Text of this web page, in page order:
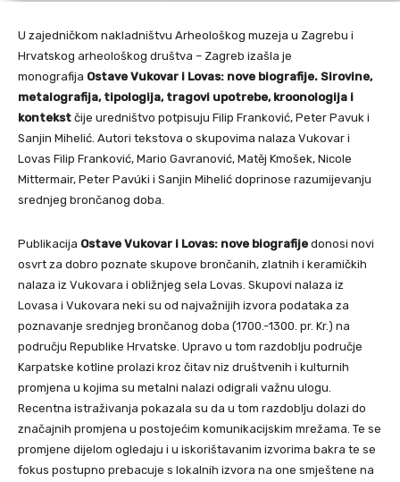
U zajedničkom nakladništvu Arheološkog muzeja u Zagrebu i
Hrvatskog arheološkog društva – Zagreb izašla je
monografija Ostave Vukovar i Lovas: nove biografije. Sirovine,
metalografija, tipologija, tragovi upotrebe, kroonologija i
kontekst čije uredništvo potpisuju Filip Franković, Peter Pavuk i
Sanjin Mihelić. Autori tekstova o skupovima nalaza Vukovar i
Lovas Filip Franković, Mario Gavranović, Matěj Kmošek, Nicole
Mittermair, Peter Pavúki i Sanjin Mihelić doprinose razumijevanju
srednjeg brončanog doba.
Publikacija Ostave Vukovar i Lovas: nove biografije donosi novi
osvrt za dobro poznate skupove brončanih, zlatnih i keramičkih
nalaza iz Vukovara i obližnjeg sela Lovas. Skupovi nalaza iz
Lovasa i Vukovara neki su od najvažnijih izvora podataka za
poznavanje srednjeg brončanog doba (1700.-1300. pr. Kr.) na
području Republike Hrvatske. Upravo u tom razdoblju područje
Karpatske kotline prolazi kroz čitav niz društvenih i kulturnih
promjena u kojima su metalni nalazi odigrali važnu ulogu.
Recentna istraživanja pokazala su da u tom razdoblju dolazi do
značajnih promjena u postojećim komunikacijskim mrežama. Te se
promjene dijelom ogledaju i u iskorištavanim izvorima bakra te se
fokus postupno prebacuje s lokalnih izvora na one smještene na